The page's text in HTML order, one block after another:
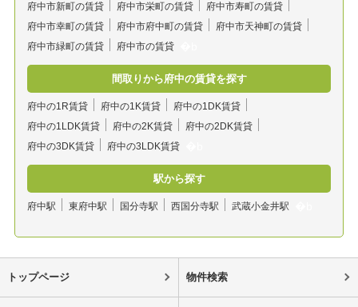
府中市新町の賃貸 府中市栄町の賃貸
府中市寿町の賃貸
府中市幸町の賃貸
府中市府中町の賃貸
府中市天神町の賃貸
府中市緑町の賃貸
府中市の賃貸
間取りから府中の賃貸を探す
府中の1R賃貸 府中の1K賃貸
府中の1DK賃貸
府中の1LDK賃貸
府中の2K賃貸
府中の2DK賃貸
府中の3DK賃貸
府中の3LDK賃貸
駅から探す
府中駅 東府中駅 国分寺駅 西国分寺駅 武蔵小金井駅
トップページ 物件検索